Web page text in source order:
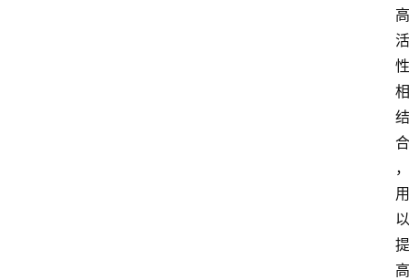
高
活
性
相
结
合
，
用
以
提
高